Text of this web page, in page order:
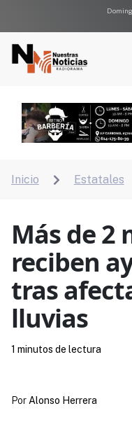
Inicio  Estatales
Más de 2
reciben
tras
lluvias
Por Alonso Herrera
1 minutos de lectura